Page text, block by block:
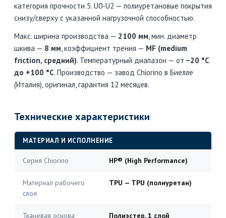
категория прочности 5. U0-U2 — полиуретановые покрытия
снизу/сверху с указанной нагрузочной способностью.
Макс. ширина производства — 2100 мм, мин. диаметр
шкива — 8 мм, коэффициент трения — MF (medium
friction, средний). Температурный диапазон — от −20 °C
до +100 °C. Производство — завод Chiorino в Биелле
(Италия), оригинал, гарантия 12 месяцев.
Технические характеристики
МАТЕРИАЛ И ИСПОЛНЕНИЕ
Серия Chiorino HP® (High Performance)
Материал рабочего
слоя
TPU — TPU (полиуретан)
Тканевая основа Полиэстер, 1 слой